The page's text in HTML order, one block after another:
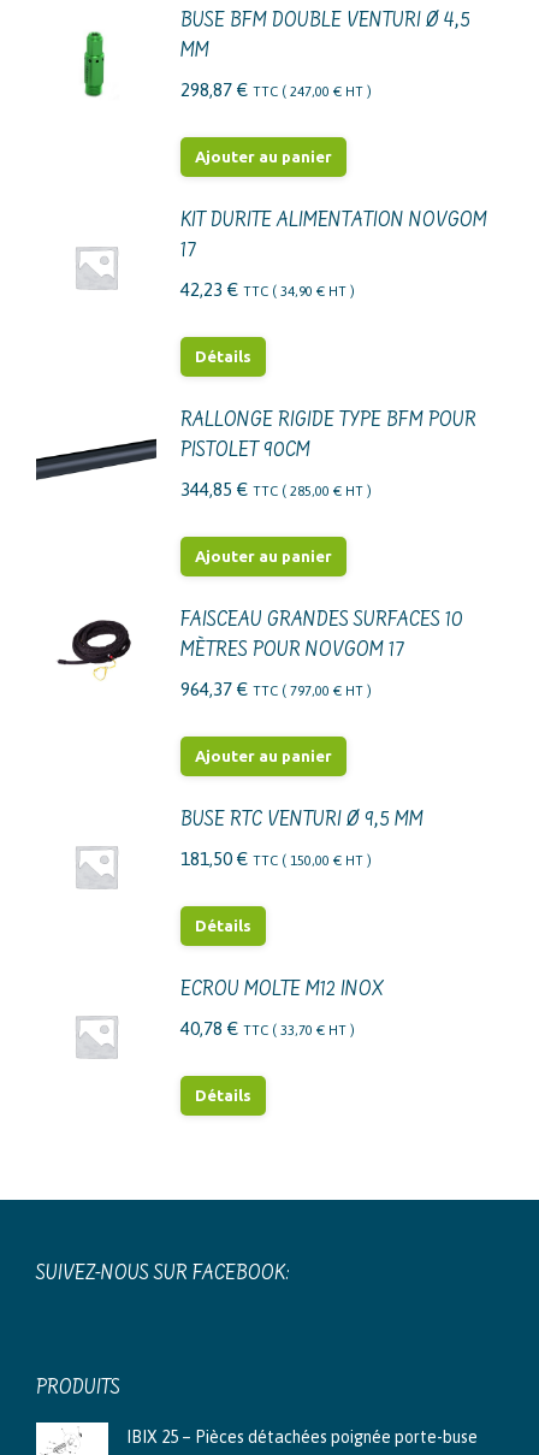
BUSE BFM DOUBLE VENTURI Ø 4,5
MM
298,87 € TTC ( 247,00 € HT )
Ajouter au panier
KIT DURITE ALIMENTATION NOVGOM
17
42,23 € TTC ( 34,90 € HT )
Détails
RALLONGE RIGIDE TYPE BFM POUR
PISTOLET 90CM
344,85 € TTC ( 285,00 € HT )
Ajouter au panier
FAISCEAU GRANDES SURFACES 10
MÈTRES POUR NOVGOM 17
964,37 € TTC ( 797,00 € HT )
Ajouter au panier
BUSE RTC VENTURI Ø 9,5 MM
181,50 € TTC ( 150,00 € HT )
Détails
ECROU MOLTE M12 INOX
40,78 € TTC ( 33,70 € HT )
Détails
SUIVEZ-NOUS SUR FACEBOOK:
PRODUITS
IBIX 25 – Pièces détachées poignée porte-buse